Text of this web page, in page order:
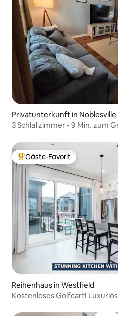
Privatunterkunft in Noblesville
3 Schlafzimmer • 9 Min. zum
Beliebter Gäste-Favorit.
Gäste-Favorit
Reihenhaus in Westfield
Kostenloses Golfcart!